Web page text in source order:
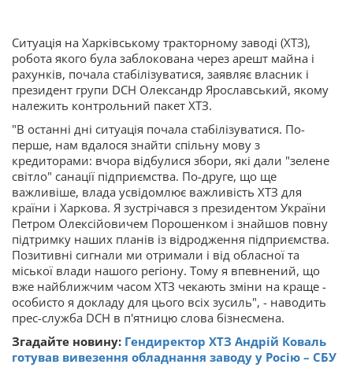
Ситуація на Харківському тракторному заводі (ХТЗ),
робота якого була заблокована через арешт майна і
рахунків, почала стабілізуватися, заявляє власник і
президент групи DCH Олександр Ярославський, якому
належить контрольний пакет ХТЗ.
"В останні дні ситуація почала стабілізуватися. По-
перше, нам вдалося знайти спільну мову з
кредиторами: вчора відбулися збори, які дали "зелене
світло" санації підприємства. По-друге, що ще
важливіше, влада усвідомлює важливість ХТЗ для
країни і Харкова. Я зустрічався з президентом України
Петром Олексійовичем Порошенком і знайшов повну
підтримку наших планів із відродження підприємства.
Позитивні сигнали ми отримали і від обласної та
міської влади нашого регіону. Тому я впевнений, що
вже найближчим часом ХТЗ чекають зміни на краще -
особисто я докладу для цього всіх зусиль", - наводить
прес-служба DCH в п'ятницю слова бізнесмена.
Згадайте новину: Гендиректор ХТЗ Андрій Коваль
готував вивезення обладнання заводу у Росію – СБУ